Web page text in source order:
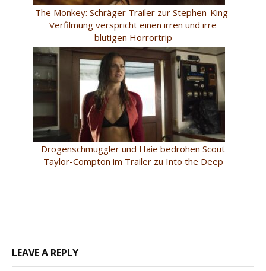
The Monkey: Schräger Trailer zur Stephen-King-
Verfilmung verspricht einen irren und irre
blutigen Horrortrip
Drogenschmuggler und Haie bedrohen Scout
Taylor-Compton im Trailer zu Into the Deep
LEAVE A REPLY